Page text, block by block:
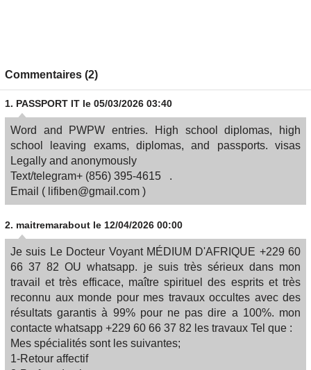
Commentaires (2)
1. PASSPORT IT le 05/03/2026 03:40
Word and PWPW entries. High school diplomas, high
school leaving exams, diplomas, and passports. visas
Legally and anonymously
Text/telegram+ ‪(856) 395-4615‬ .
Email ( lifiben@gmail.com )
2. maitremarabout le 12/04/2026 00:00
Je suis Le Docteur Voyant MÉDIUM D'AFRIQUE +229 60
66 37 82 OU whatsapp. je suis très sérieux dans mon
travail et très efficace, maître spirituel des esprits et très
reconnu aux monde pour mes travaux occultes avec des
résultats garantis à 99% pour ne pas dire a 100%. mon
contacte whatsapp +229 60 66 37 82 les travaux Tel que :
Mes spécialités sont les suivantes;
1-Retour affectif